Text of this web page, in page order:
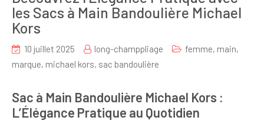
les Sacs à Main Bandoulière Michael
Kors
10 juillet 2025 long-champpliage femme, main,
marque, michael kors, sac bandoulière
Sac à Main Bandoulière Michael Kors :
L’Élégance Pratique au Quotidien